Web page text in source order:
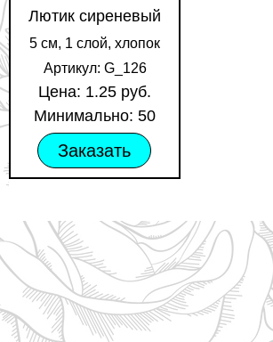
Лютик сиреневый
5 см, 1 слой, хлопок
Артикул: G_126
Цена: 1.25 руб.
Минимально: 50
Заказать